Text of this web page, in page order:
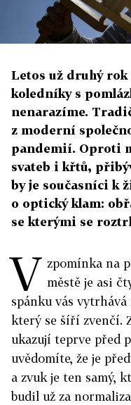
Letos už druhý
koledníky s
nenarazíme.
z moderní
pandemií. Oproti
svateb i křtů,
by je současníci k
o optický klam:
se kterými se
V zpomínka na
městě je asi
spánku vás
který se šíří zvenčí.
ukazují teprve před
uvědomíte, že je
a zvuk je ten samý,
budil už za